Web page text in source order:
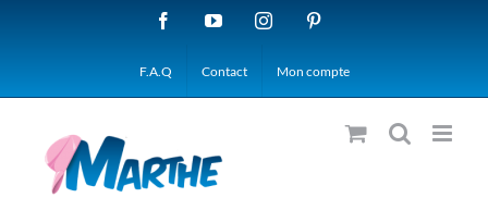
FacebookYouTubeInstagram
F.A.Q Contact Mon compte